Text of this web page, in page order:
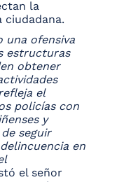
la
ciudadana.
una ofensiva
estructuras
obtener
el
policías con
y
seguir
en
el señor